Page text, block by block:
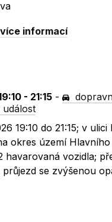
informací
- 21:15 -
událost
19:10 do 21:15; v
okres území Hlavního
havarovaná vozidla;
se zvýšenou